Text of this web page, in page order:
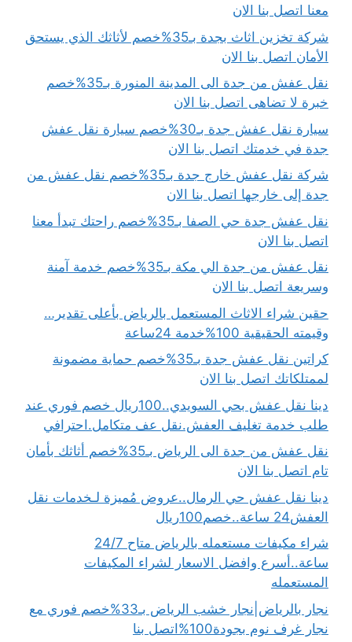
معنا اتصل بنا الان
شركة تخزين اثاث بجدة بـ35%خصم لأثاثك الذي يستحق
الأمان اتصل بنا الان
نقل عفش من جدة الى المدينة المنورة بـ35%خصم
خبرة لا تضاهى اتصل بنا الان
سيارة نقل عفش جدة بـ30%خصم سيارة نقل عفش
جدة في خدمتك اتصل بنا الان
شركة نقل عفش خارج جدة بـ35%خصم نقل عفش من
جدة إلى خارجها اتصل بنا الان
نقل عفش جدة حي الصفا بـ35%خصم راحتك تبدأ معنا
اتصل بنا الان
نقل عفش من جدة الي مكة بـ35%خصم خدمة آمنة
وسريعة اتصل بنا الان
حقين شراء الاثاث المستعمل بالرياض بأعلى تقدير…
وقيمته الحقيقية 100%خدمة 24ساعة
كراتين نقل عفش جدة بـ35%خصم حماية مضمونة
لممتلكاتك اتصل بنا الان
دينا نقل عفش بحي السويدي..100ريال خصم فوري عند
طلب خدمة تغليف العفش.نقل عف متكامل.احترافي
نقل عفش من جدة الى الرياض بـ35%خصم أثاثك بأمان
تام اتصل بنا الان
دينا نقل عفش حي الرمال..عروض مُميزة لـخدمات نقل
العفش24 ساعة..خصم100ريال
شراء مكيفات مستعمله بالرياض متاح 24/7
ساعة..أسرع وافضل الاسعار لشراء المكيفات
المستعمله
نجار بالرياض|نجار خشب الرياض بـ33%خصم فوري مع
نجار غرف نوم بجودة100%اتصل بنا